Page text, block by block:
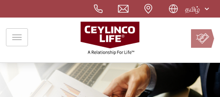
தமிழ்
வாடிக்கையாளர்
உள்நுழைவு